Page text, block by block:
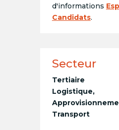
d'informations
Candidats.
Secteur
Tertiaire
Logistique,
Transport